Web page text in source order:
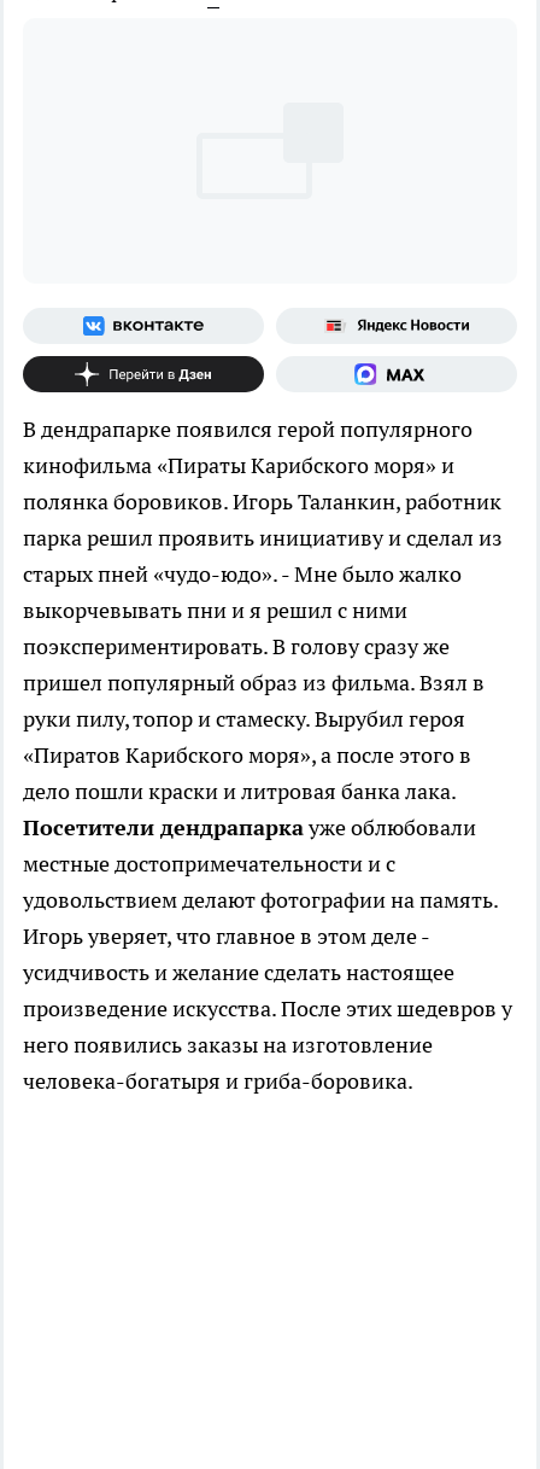
В дендрапарке появился герой популярного
кинофильма «Пираты Карибского моря» и
полянка боровиков.Игорь Таланкин, работник
парка решил проявить инициативу и сделал из
старых пней «чудо-юдо». - Мне было жалко
выкорчевывать пни и я решил с ними
поэкспериментировать. В голову сразу же
пришел популярный образ из фильма. Взял в
руки пилу, топор и стамеску. Вырубил героя
«Пиратов Карибского моря», а после этого в
дело пошли краски и литровая банка лака.
Посетители дендрапаркауже облюбовали
местные достопримечательности и с
удовольствием делают фотографии на память.
Игорь уверяет, что главное в этом деле -
усидчивость и желание сделать настоящее
произведение искусства. После этих шедевров у
него появились заказы на изготовление
человека-богатыря и гриба-боровика.